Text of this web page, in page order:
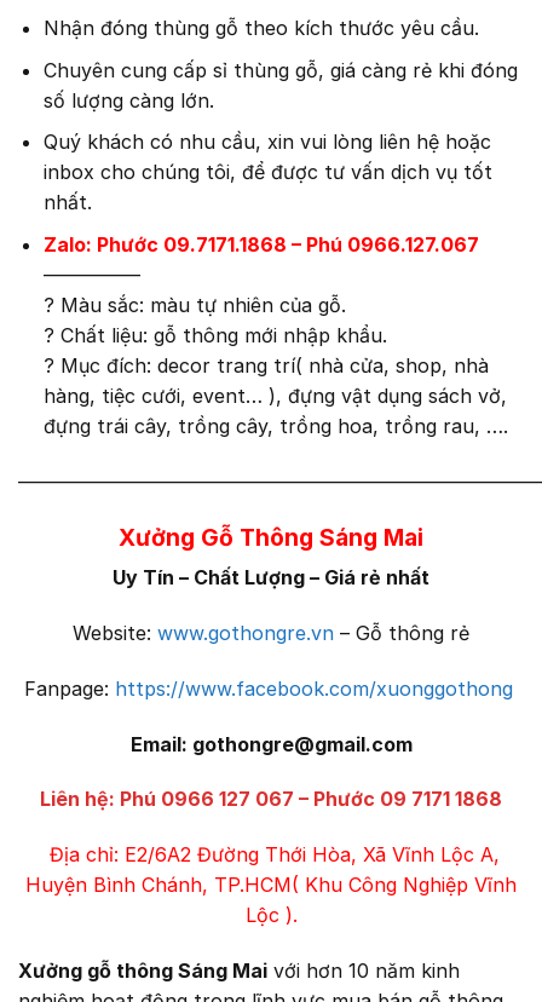
Nhận đóng thùng gỗ theo kích thước yêu cầu.
Chuyên cung cấp sỉ thùng gỗ, giá càng rẻ khi đóng
số lượng càng lớn.
Quý khách có nhu cầu, xin vui lòng liên hệ hoặc
inbox cho chúng tôi, để được tư vấn dịch vụ tốt
nhất.
Zalo: Phước 09.7171.1868 – Phú 0966.127.067
—————
? Màu sắc: màu tự nhiên của gỗ.
? Chất liệu: gỗ thông mới nhập khẩu.
? Mục đích: decor trang trí( nhà cửa, shop, nhà
hàng, tiệc cưới, event… ), đựng vật dụng sách vở,
đựng trái cây, trồng cây, trồng hoa, trồng rau, ….
Xưởng Gỗ Thông Sáng Mai
Uy Tín – Chất Lượng – Giá rẻ nhất
Website: www.gothongre.vn – Gỗ thông rẻ
Fanpage: https://www.facebook.com/xuonggothong
Email: gothongre@gmail.com
Liên hệ: Phú 0966 127 067 – Phước 09 7171 1868
Địa chỉ: E2/6A2 Đường Thới Hòa, Xã Vĩnh Lộc A,
Huyện Bình Chánh, TP.HCM( Khu Công Nghiệp Vĩnh
Lộc ).
Xưởng gỗ thông Sáng Mai với hơn 10 năm kinh